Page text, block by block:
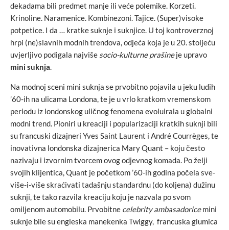
dekadama bili predmet manje ili veće polemike. Korzeti.
Krinoline. Naramenice. Kombinezoni. Tajice. (Super)visoke
potpetice. I da … kratke suknje i suknjice. U toj kontroverznoj
hrpi (ne)slavnih modnih trendova, odjeća koja je u 20. stoljeću
uvjerljivo podigala najviše socio-kulturne prašineje upravo
mini suknja.
Na modnoj sceni mini suknja se prvobitno pojavila u jeku ludih
’60-ih na ulicama Londona, te je u vrlo kratkom vremenskom
periodu iz londonskog uličnog fenomena evoluirala u globalni
modni trend. Pioniri u kreaciji i popularizaciji kratkih suknji bili
su francuski dizajneri Yves Saint Laurent i André Courrèges, te
inovativna londonska dizajnerica Mary Quant – koju često
nazivaju i izvornim tvorcem ovog odjevnog komada. Po želji
svojih klijentica, Quant je početkom ’60-ih godina počela sve-
više-i-više skraćivati tadašnju standardnu (do koljena) dužinu
suknji, te tako razvila kreaciju koju je nazvala po svom
omiljenom automobilu. Prvobitne celebrity ambasadoricemini
suknje bile su engleska manekenka Twiggy, francuska glumica